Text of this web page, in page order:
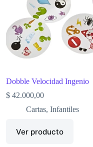
Dobble Velocidad Ingenio
$ 42.000,00
Cartas,Infantiles
Ver producto